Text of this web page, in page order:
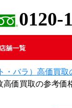
0120-
店舗一覧
・バラ）高価買取
価買取の参考価